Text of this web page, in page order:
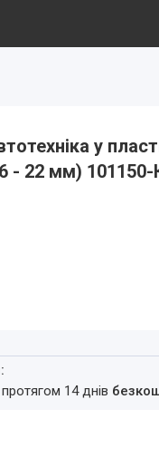
у
- 22 мм) 101150-
14 днів